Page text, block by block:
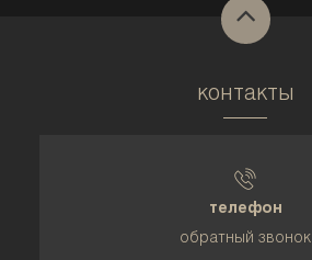
контакты
телефон
обратный звонок